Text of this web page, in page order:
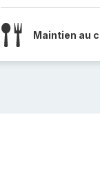
Maintien au